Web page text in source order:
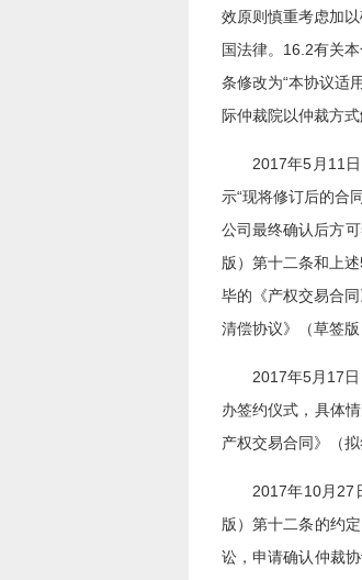
效原则慎重考虑加
国法律。16.2有关
条修改为“本协议适
际仲裁院以仲裁方式
2017年5月11
示“现将修订后的合
公司最终确认后方
版）第十二条和上
毕的《产权交易合
清偿协议》（草签
2017年5月17
办签约仪式，具体
产权交易合同》（
2017年10月27
版）第十二条的约
讼，申请确认仲裁